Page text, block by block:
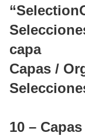
capa
Capas /
10 –